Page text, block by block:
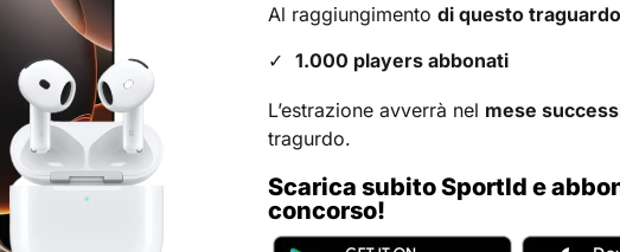
Al raggiungimentodi questo
1.000 players abbonati
L’estrazione avverrà nel mese
tragurdo.
Scarica subito SportId e
concorso!